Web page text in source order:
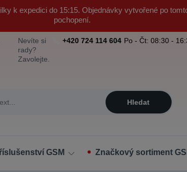
k expedici do 15:15. Objednávky vytvořené po
pochopení.
Hledat
Nevíte si
rady?
Zavolejte.
+420 724 114 604 Po - Čt: 08:30 -
GSM Značkový sortiment